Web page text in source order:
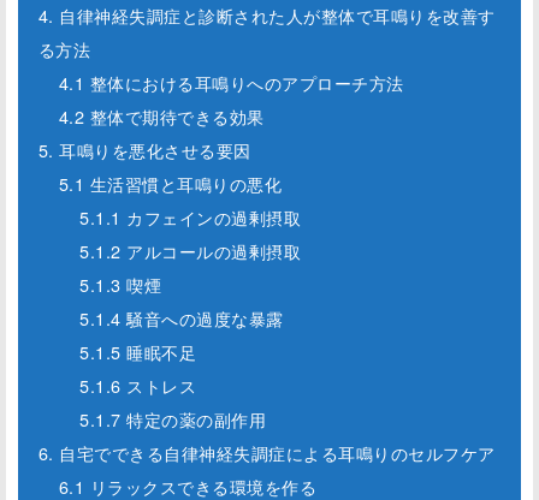
4. 自律神経失調症と診断された人が整体で耳鳴りを改善す
る方法
4.1 整体における耳鳴りへのアプローチ方法
4.2 整体で期待できる効果
5. 耳鳴りを悪化させる要因
5.1 生活習慣と耳鳴りの悪化
5.1.1 カフェインの過剰摂取
5.1.2 アルコールの過剰摂取
5.1.3 喫煙
5.1.4 騒音への過度な暴露
5.1.5 睡眠不足
5.1.6 ストレス
5.1.7 特定の薬の副作用
6. 自宅でできる自律神経失調症による耳鳴りのセルフケア
6.1 リラックスできる環境を作る